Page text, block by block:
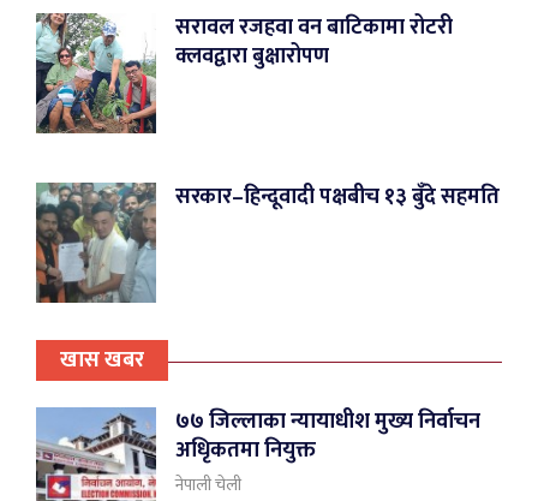
सरावल रजहवा वन बाटिकामा रोटरी
क्लवद्वारा बुक्षारोपण
सरकार–हिन्दूवादी पक्षबीच १३ बुँदे सहमति
खास खबर
७७ जिल्लाका न्यायाधीश मुख्य निर्वाचन
अधिृकतमा नियुक्त
नेपाली चेली